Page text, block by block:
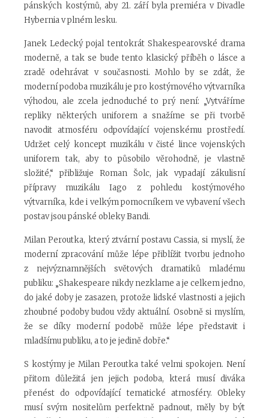
pánských kostýmů, aby 21. září byla premiéra v Divadle
Hybernia v plném lesku.
Janek Ledecký pojal tentokrát Shakespearovské drama
moderně, a tak se bude tento klasický příběh o lásce a
zradě odehrávat v současnosti. Mohlo by se zdát, že
moderní podoba muzikálu je pro kostýmového výtvarníka
výhodou, ale zcela jednoduché to prý není: „Vytváříme
repliky některých uniforem a snažíme se při tvorbě
navodit atmosféru odpovídající vojenskému prostředí.
Udržet celý koncept muzikálu v čisté lince vojenských
uniforem tak, aby to působilo věrohodně, je vlastně
složité,“ přibližuje Roman Šolc, jak vypadají zákulisní
přípravy muzikálu Iago z pohledu kostýmového
výtvarníka, kde i velkým pomocníkem ve vybavení všech
postav jsou pánské obleky Bandi.
Milan Peroutka, který ztvární postavu Cassia, si myslí, že
moderní zpracování může lépe přiblížit tvorbu jednoho
z nejvýznamnějších světových dramatiků mladému
publiku: „Shakespeare nikdy nezklame a je celkem jedno,
do jaké doby je zasazen, protože lidské vlastnosti a jejich
zhoubné podoby budou vždy aktuální. Osobně si myslím,
že se díky moderní podobě může lépe představit i
mladšímu publiku, a to je jedině dobře.“
S kostýmy je Milan Peroutka také velmi spokojen. Není
přitom důležitá jen jejich podoba, která musí diváka
přenést do odpovídající tematické atmosféry. Obleky
musí svým nositelům perfektně padnout, měly by být